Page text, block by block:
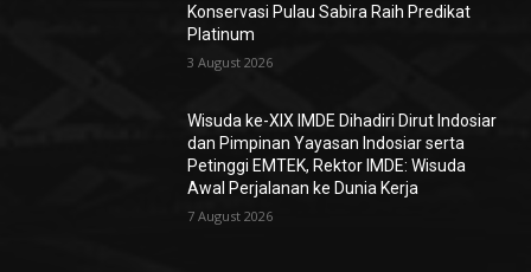
Konservasi Pulau Sabira Raih Predikat
Platinum
3 August 2026
Wisuda ke-XIX IMDE Dihadiri Dirut Indosiar
dan Pimpinan Yayasan Indosiar serta
Petinggi EMTEK, Rektor IMDE: Wisuda
Awal Perjalanan ke Dunia Kerja
7 August 2026